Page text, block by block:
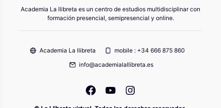
Academia La llibreta es un centro de estudios multidisciplinar con
formación presencial, semipresencial y online.
Academia La llibreta
mobile : +34 666 875 860
info@academialallibreta.es